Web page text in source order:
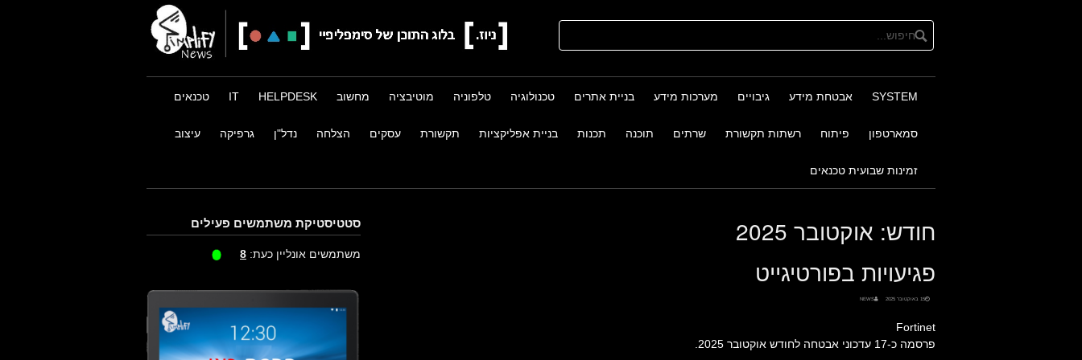
SYSTEM אבטחת מידע גיבויים מערכות מידע בניית אתרים טכנולוגיה טלפוניה מוטיבציה מחשוב HELPDESK
IT טכנאים
סמארטפון פיתוח רשתות תקשורת שרתים תוכנה תכנות בניית אפליקציות תקשורת עסקים הצלחה נדל"ן גרפיקה עיצוב
זמינות שבועית טכנאים
חודש: אוקטובר 2025
פגיעויות בפורטיגייט
15 באוקטובר 2025 NEWS
Fortinet
פרסמה כ-17 עדכוני אבטחה לחודש אוקטובר 2025.
סטטיסטיקת משתמשים פעילים
משתמשים אונליין כעת: 8